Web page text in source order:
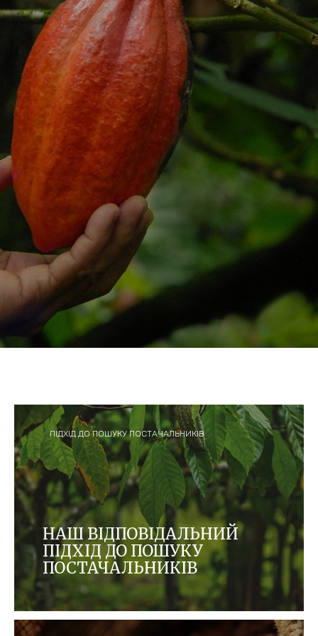
НОВИНИ ТА ІСТОРІЇ
ПІДХІД ДО ПОШУКУ ПОСТАЧАЛЬНИКІВ
НАШ ВІДПОВІДАЛЬНИЙ
ПІДХІД ДО ПОШУКУ
ПОСТАЧАЛЬНИКІВ
Як сімейна компанія з міцними цінностями, ми
працюємо над побудовою чесного, екологічного
та прозорого ланцюжка постачань і
підтримуємо громади, в яких ми закуповуємо